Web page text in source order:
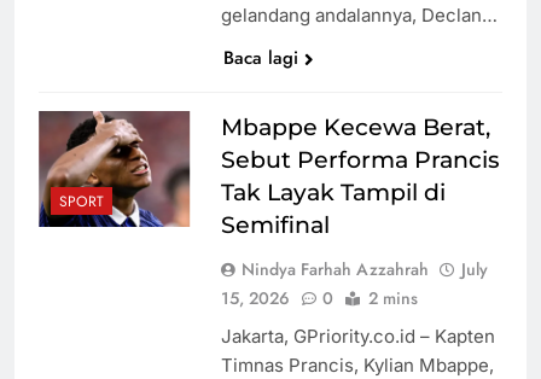
gelandang andalannya, Declan…
Baca lagi
SPORT
Mbappe Kecewa Berat,
Sebut Performa Prancis
Tak Layak Tampil di
Semifinal
Nindya Farhah Azzahrah
July
15, 2026
0 2 mins
Jakarta, GPriority.co.id – Kapten
Timnas Prancis, Kylian Mbappe,